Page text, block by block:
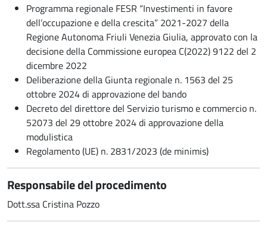
Programma regionale FESR “Investimenti in favore
dell’occupazione e della crescita” 2021-2027 della
Regione Autonoma Friuli Venezia Giulia, approvato con la
decisione della Commissione europea C(2022) 9122 del 2
dicembre 2022
Deliberazione della Giunta regionale n. 1563 del 25
ottobre 2024 di approvazione del bando
Decreto del direttore del Servizio turismo e commercio n.
52073 del 29 ottobre 2024 di approvazione della
modulistica
Regolamento (UE) n. 2831/2023 (de minimis)
Responsabile del procedimento
Dott.ssa Cristina Pozzo